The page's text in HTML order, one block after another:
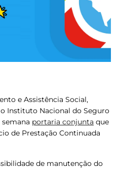
e Assistência Social,
Instituto Nacional do Seguro
portaria conjunta que
de Prestação Continuada
de manutenção do